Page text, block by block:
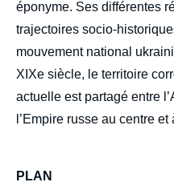
éponyme. Ses différentes
trajectoires socio-
mouvement national
XIXe siècle, le territoire
actuelle est partagé entre
l’Empire russe au centre et
PLAN